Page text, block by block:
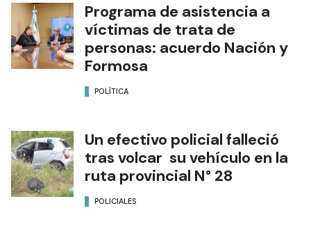
Programa de asistencia a
víctimas de trata de
personas: acuerdo Nación y
Formosa
POLÍTICA
Un efectivo policial falleció
tras volcar su vehículo en la
ruta provincial N° 28
POLICIALES